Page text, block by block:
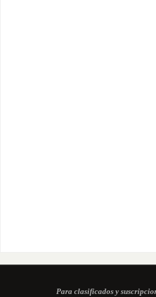
Para clasificados y